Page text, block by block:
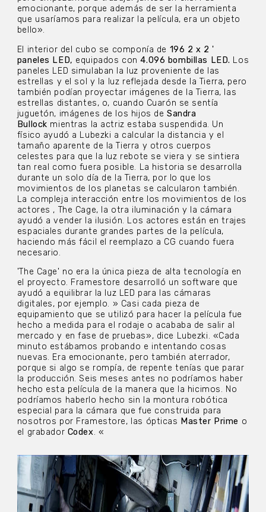
emocionante, porque además de ser la herramienta
que usaríamos para realizar la película, era un objeto
bello».
El interior del cubo se componía de 196 2 x 2 '
paneles LED, equipados con4.096 bombillas LED. Los
paneles LED simulaban la luz proveniente de las
estrellas y el sol y la luz reflejada desde la Tierra, pero
también podían proyectar imágenes de la Tierra, las
estrellas distantes, o, cuando Cuarón se sentía
juguetón, imágenes de los hijos de Sandra
Bullock mientras la actriz estaba suspendida. Un
físico ayudó a Lubezki a calcular la distancia y el
tamaño aparente de la Tierra y otros cuerpos
celestes para que la luz rebote se viera y se sintiera
tan real como fuera posible. La historia se desarrolla
durante un solo día de la Tierra, por lo que los
movimientos de los planetas se calcularon también.
La compleja interacción entre los movimientos de los
actores , The Cage, la otra iluminación y la cámara
ayudó a vender la ilusión. Los actores están en trajes
espaciales durante grandes partes de la película,
haciendo más fácil el reemplazo a CG cuando fuera
necesario.
'The Cage' no era la única pieza de alta tecnología en
el proyecto. Framestore desarrolló un software que
ayudó a equilibrar la luz LED para las cámaras
digitales, por ejemplo. » Casi cada pieza de
equipamiento que se utilizó para hacer la película fue
hecho a medida para el rodaje o acababa de salir al
mercado y en fase de pruebas», dice Lubezki. «Cada
minuto estábamos probando e intentando cosas
nuevas. Era emocionante, pero también aterrador,
porque si algo se rompía, de repente tenías que parar
la producción. Seis meses antes no podríamos haber
hecho esta película de la manera que la hicimos. No
podríamos haberlo hecho sin la montura robótica
especial para la cámara que fue construida para
nosotros por Framestore, las ópticas Master Prime o
el grabador Codex. «